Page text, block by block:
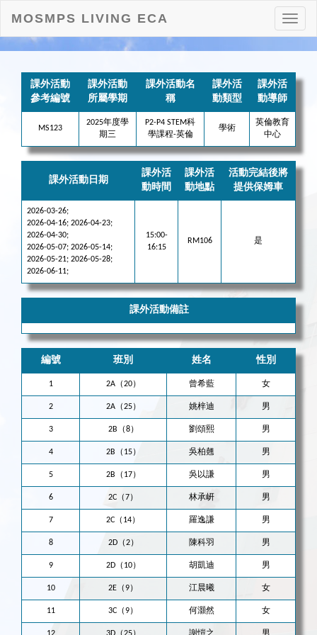
打
開
MOSMPS LIVING ECA
課外活動
參考編號
課外活動
所屬學期
課外活動名
稱
課外活
動類型
課外活
動導師
MS123
2025年度學
期三
P2-P4 STEM科
學課程-英倫
學術
英倫教育
中心
課外活動日期
課外活
動時間
課外活
動地點
活動完結後將
提供保姆車
2026-03-26;
2026-04-16; 2026-04-23;
2026-04-30;
2026-05-07; 2026-05-14;
2026-05-21; 2026-05-28;
2026-06-11;
15:00-
16:15
RM106 是
課外活動備註
編號 班別 姓名 性別
1 2A（20） 曾希藍 女
2 2A（25） 姚梓迪 男
3 2B（8） 劉頌熙 男
4 2B（15） 吳柏翹 男
5 2B（17） 吳以謙 男
6 2C（7） 林承岍 男
7 2C（14） 羅逸謙 男
8 2D（2） 陳科羽 男
9 2D（10） 胡凱迪 男
10 2E（9） 江晨曦 女
11 3C（9） 何灝然 女